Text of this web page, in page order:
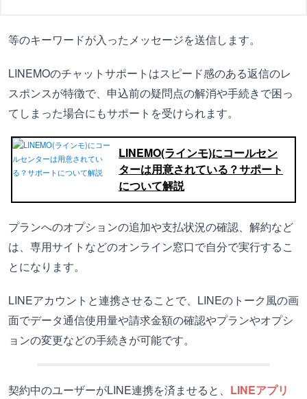
等のキーワードが入ったメッセージを送信します。
LINEMOのチャットサポートはスピード感のある返信のレ
スポンスが特徴で、申込前の疑問点の解消や手続きで困っ
てしまった場合にもサポートを受けられます。
LINEMO(ラインモ)にコールセン
ターは用意されている？サポート
について解説
プランへのオプションの追加や支払状況の確認、解約など
は、専用サイトなどのオンライン窓口で自分で実行するこ
とになります。
LINEアカウントと連携させることで、LINEのトーク風の画
面でデータ通信使用量や請求金額の確認やプランやオプシ
ョンの変更などの手続きが可能です。
契約中のユーザーがLINE連携を済ませると、 LINEアプリ